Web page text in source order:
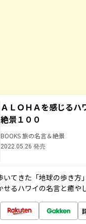
ＡＬＯＨＡを感じるハ
絶景１００
BOOKS 旅の名言＆絶景
2022.05.26 発売
いてきた「地球の歩き方
せるハワイの名言と癒や